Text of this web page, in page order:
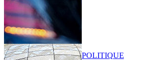
POLITIQUE